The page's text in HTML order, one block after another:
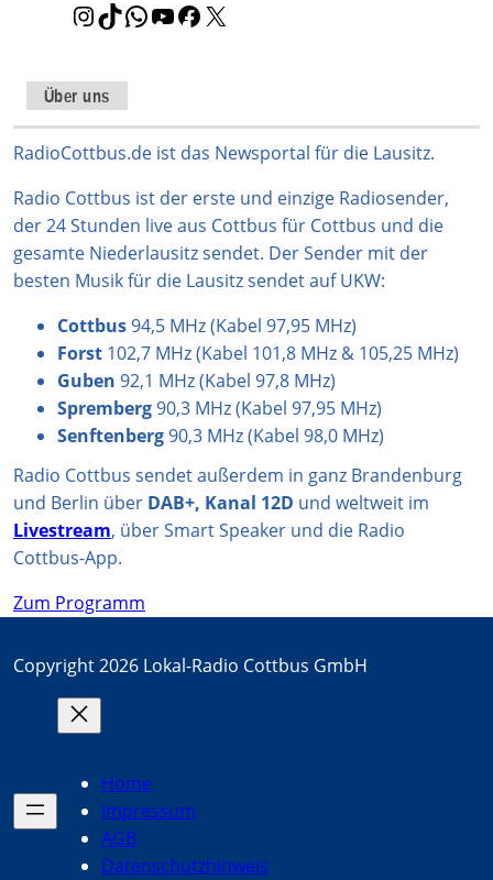
I
t
a
g
a
m
T
o
k
W
s
A
p
Y
u
b
F
b
o
k
Über uns
RadioCottbus.de ist das Newsportal für die Lausitz.
Radio Cottbus ist der erste und einzige Radiosender,
der 24 Stunden live aus Cottbus für Cottbus und die
gesamte Niederlausitz sendet. Der Sender mit der
besten Musik für die Lausitz sendet auf UKW:
Cottbus94,5 MHz (Kabel 97,95 MHz)
Forst 102,7 MHz (Kabel 101,8 MHz & 105,25 MHz)
Guben 92,1 MHz (Kabel 97,8 MHz)
Spremberg90,3 MHz (Kabel 97,95 MHz)
Senftenberg90,3 MHz (Kabel 98,0 MHz)
Radio Cottbus sendet außerdem in ganz Brandenburg
und Berlin über DAB+, Kanal 12D und weltweit im
Livestream, über Smart Speaker und die Radio
Cottbus-App.
Zum Programm
Copyright 2026 Lokal-Radio Cottbus GmbH
Home
Impressum
AGB
Datenschutzhinweis